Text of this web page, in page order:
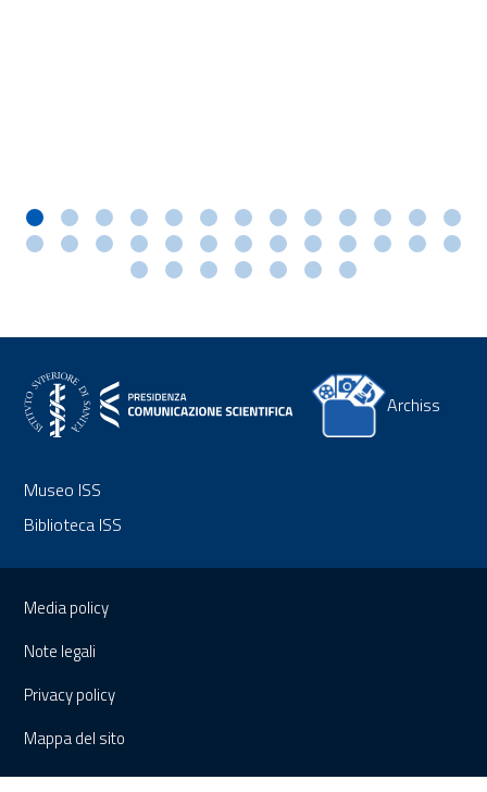
Archiss
Museo ISS
Biblioteca ISS
Media policy
Note legali
Privacy policy
Mappa del sito